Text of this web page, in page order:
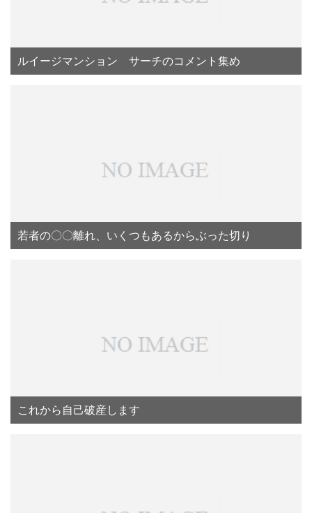
ルイージマンション サーチのコメント集め
若者の〇〇離れ、いくつもあるからぶった切り
これから自己破産します